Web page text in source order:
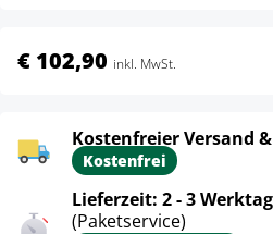
€ 102,90 inkl. MwSt.
Kostenfreier Versand
Kostenfrei
Lieferzeit: 2 - 3
(Paketservice)